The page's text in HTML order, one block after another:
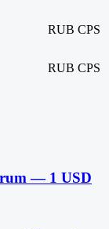
RUB CPS
RUB CPS
— 1 USD